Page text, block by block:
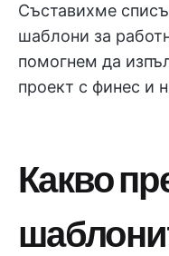
Съставихме
шаблони за
помогнем да
проект с финес и
Какво